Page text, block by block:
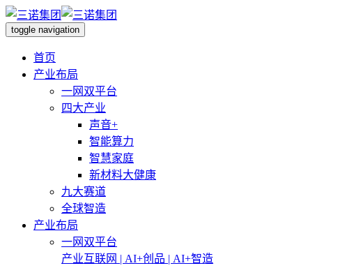
toggle navigation
首页
产业布局
一网双平台
四大产业
声音+
智能算力
智慧家庭
新材料大健康
九大赛道
全球智造
产业布局
一网双平台
产业互联网 | AI+创品 | AI+智造